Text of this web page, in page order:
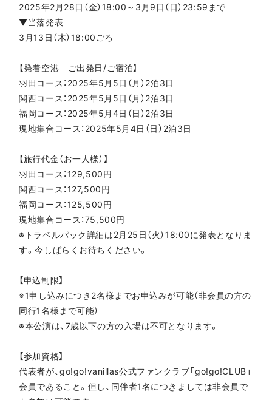
2025年2月28日（金）18:00～3月9日（日）23:59まで
▼当落発表
3月13日（木）18:00ごろ
【発着空港 ご出発日/ご宿泊】
羽田コース：2025年5月5日（月）2泊3日
関西コース：2025年5月5日（月）2泊3日
福岡コース：2025年5月4日（日）2泊3日
現地集合コース：2025年5月4日（日）2泊3日
【旅行代金（お一人様）】
羽田コース：129,500円
関西コース：127,500円
福岡コース：125,500円
現地集合コース：75,500円
※トラベルパック詳細は2月25日（火）18:00に発表となりま
す。今しばらくお待ちください。
【申込制限】
※1申し込みにつき2名様までお申込みが可能（非会員の方の
同行1名様まで可能）
※本公演は、7歳以下の方の入場は不可となります。
【参加資格】
代表者が、go!go!vanillas公式ファンクラブ「go!go!CLUB」
会員であること。但し、同伴者1名につきましては非会員で